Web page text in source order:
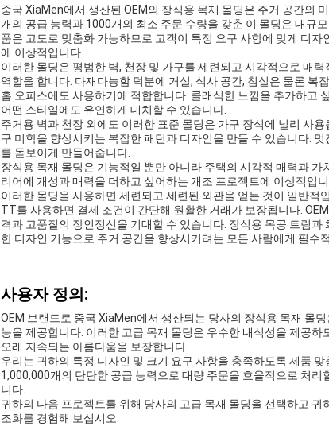
중국 XiaMen에서 생산된 OEM의 장식용 목재 몰딩은 주거 공간의
개의 공급 능력과 1000개의 최소 주문 수량을 갖춘 이 몰딩은 대규
품은 고도로 맞춤화 가능하므로 고객이 특정 요구 사항에 맞게 디
에 이상적입니다.
이러한 몰딩은 평범한 벽, 천장 및 가구를 세련되고 시각적으로 매
역할을 합니다. 다재다능함 덕분에 거실, 식사 공간, 침실은 물론 복
홈 오피스에도 사용하기에 적합합니다. 클래식한 느낌을 추가하고
어떤 스타일에도 유연하게 대처할 수 있습니다.
주거용 벽과 천장 외에도 이러한 표준 몰딩은 가구 장식에 널리 사
구 미학을 향상시키는 복잡한 패턴과 디자인을 만들 수 있습니다.
를 돋보이게 만들어줍니다.
장식용 목재 몰딩은 기능적일 뿐만 아니라 주택의 시각적 매력과
리어에 개성과 매력을 더하고 싶어하는 개조 프로젝트에 이상적입
이러한 몰딩을 사용하면 세련되고 세련된 외관을 얻는 것이 일반적
TT를 사용하면 결제 조건이 간단해 원활한 거래가 보장됩니다.
격과 고품질의 장인정신을 기대할 수 있습니다. 장식용 목공 트림
한 디자인 기능으로 주거 공간을 향상시키려는 모든 사람에게 필수
사용자 정의:
OEM 브랜드로 중국 XiaMen에서 생산되는 당사의 장식용 목재 몰
능을 제공합니다. 이러한 고급 목재 몰딩은 우수한 내식성을 제공
오래 지속되는 아름다움을 보장합니다.
우리는 귀하의 특정 디자인 및 크기 요구 사항을 충족하도록 제품
1,000,000개의 탄탄한 공급 능력으로 대량 주문을 효율적으로 처
니다.
귀하의 다음 프로젝트를 위해 당사의 고급 목재 몰딩을 선택하고
조화를 경험해 보십시오.